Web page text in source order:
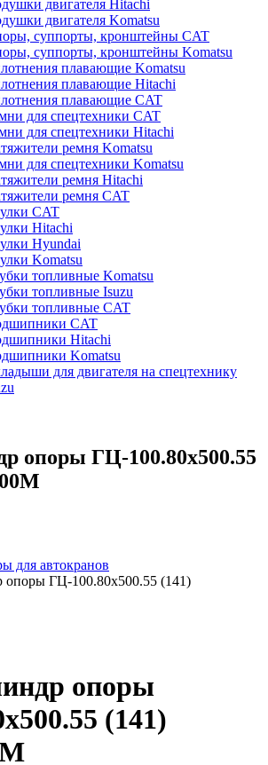
двигателя Hitachi
двигателя Komatsu
суппорты, кронштейны CAT
суппорты, кронштейны Komatsu
плавающие Komatsu
плавающие Hitachi
плавающие CAT
для спецтехники CAT
для спецтехники Hitachi
ремня Komatsu
для спецтехники Komatsu
ремня Hitachi
ремня CAT
CAT
Hitachi
Hyundai
Komatsu
топливные Komatsu
топливные Isuzu
топливные CAT
CAT
Hitachi
Komatsu
для двигателя на спецтехнику
опоры ГЦ-100.80х500.55
для автокранов
опоры ГЦ-100.80х500.55 (141)
опоры
(141)